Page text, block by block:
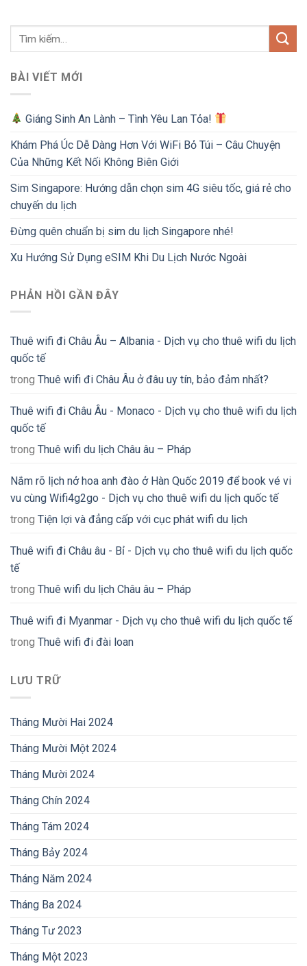
BÀI VIẾT MỚI
Giáng Sinh An Lành – Tình Yêu Lan Tỏa!
Khám Phá Úc Dễ Dàng Hơn Với WiFi Bỏ Túi – Câu Chuyện
Của Những Kết Nối Không Biên Giới
Sim Singapore: Hướng dẫn chọn sim 4G siêu tốc, giá rẻ cho
chuyến du lịch
Đừng quên chuẩn bị sim du lịch Singapore nhé!
Xu Hướng Sử Dụng eSIM Khi Du Lịch Nước Ngoài
PHẢN HỒI GẦN ĐÂY
Thuê wifi đi Châu Âu – Albania - Dịch vụ cho thuê wifi du lịch
quốc tế
trong Thuê wifi đi Châu Âu ở đâu uy tín, bảo đảm nhất?
Thuê wifi đi Châu Âu - Monaco - Dịch vụ cho thuê wifi du lịch
quốc tế
trong Thuê wifi du lịch Châu âu – Pháp
Nắm rõ lịch nở hoa anh đào ở Hàn Quốc 2019 để book vé vi
vu cùng Wifi4g2go - Dịch vụ cho thuê wifi du lịch quốc tế
trong Tiện lợi và đẳng cấp với cục phát wifi du lịch
Thuê wifi đi Châu âu - Bỉ - Dịch vụ cho thuê wifi du lịch quốc
tế
trong Thuê wifi du lịch Châu âu – Pháp
Thuê wifi đi Myanmar - Dịch vụ cho thuê wifi du lịch quốc tế
trong Thuê wifi đi đài loan
LƯU TRỮ
Tháng Mười Hai 2024
Tháng Mười Một 2024
Tháng Mười 2024
Tháng Chín 2024
Tháng Tám 2024
Tháng Bảy 2024
Tháng Năm 2024
Tháng Ba 2024
Tháng Tư 2023
Tháng Một 2023